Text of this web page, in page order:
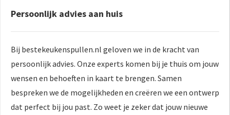
Persoonlijk advies aan huis
Bij bestekeukenspullen.nl geloven we in de kracht van
persoonlijk advies. Onze experts komen bij je thuis om jouw
wensen en behoeften in kaart te brengen. Samen
bespreken we de mogelijkheden en creëren we een ontwerp
dat perfect bij jou past. Zo weet je zeker dat jouw nieuwe